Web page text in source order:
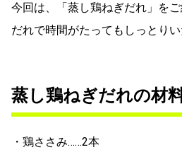
今回は、「蒸し鶏ねぎだれ」を
だれで時間がたってもしっとりい
蒸し鶏ねぎだれの材
・鶏ささみ……2本